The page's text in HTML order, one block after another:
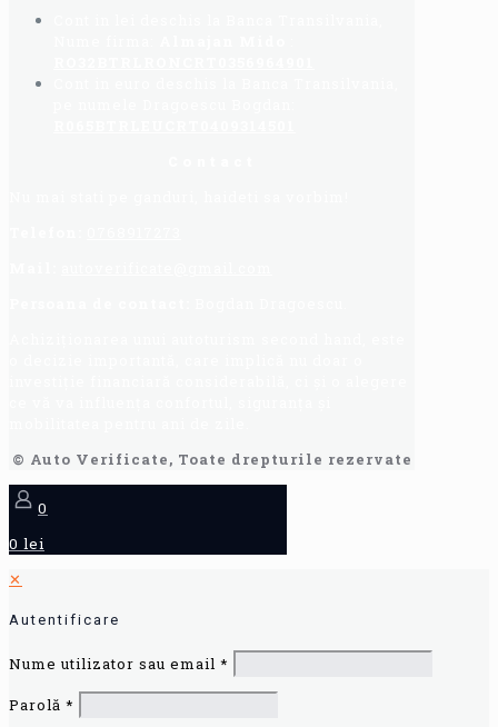
© Auto Verificate, Toate drepturile rezervate
0
0 lei
✕
Autentificare
Nume utilizator sau email *
Parolă *